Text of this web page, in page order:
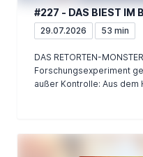
#227 - DAS BIEST IM
29.07.2026 53 min
DAS RETORTEN-
Forschungsexperiment
außer Kontrolle: Aus